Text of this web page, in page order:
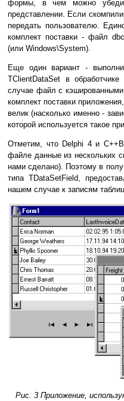
формы, в чем можно
представлении. Если
передать пользователю.
комплект поставки - файл
(или Windows\System).
Еще один вариант -
TClientDataSet в
случае файл с
комплект поставки
велик (насколько именно -
которой используется такое
Отметим, что Delphi 4 и
файле данные из нескольких
нами сделано). Поэтому в
типа TDataSetField,
нашем случае к записям
Рис. 3 Приложение,